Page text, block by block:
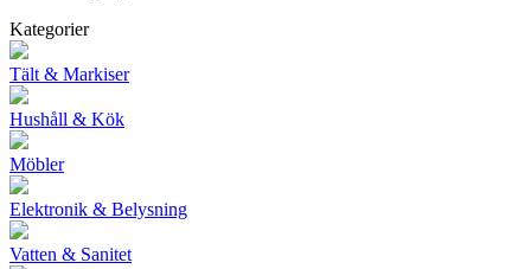
Kategorier
Tält & Markiser
Hushåll & Kök
Möbler
Elektronik & Belysning
Vatten & Sanitet